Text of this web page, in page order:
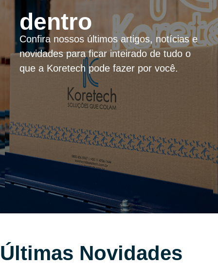
dentro
Confira nossos últimos artigos, notícias e
novidades para ficar inteirado de tudo o
que a Koretech pode fazer por você.
Últimas Novidades